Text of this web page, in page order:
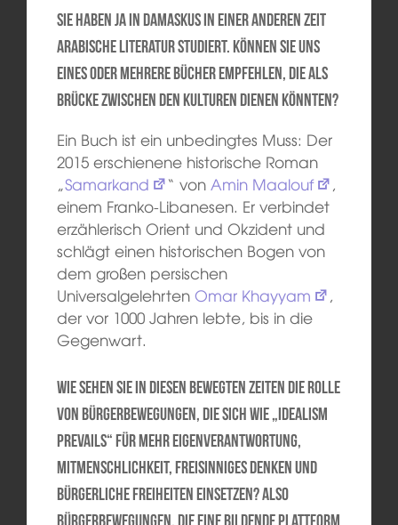
Sie haben ja in Damaskus in einer anderen Zeit
arabische Literatur studiert. Können Sie uns
eines oder mehrere Bücher empfehlen, die als
Brücke zwischen den Kulturen dienen könnten?
Ein Buch ist ein unbedingtes Muss: Der
2015 erschienene historische Roman
„Samarkand “ von Amin Maalouf
,
einem Franko-Libanesen. Er verbindet
erzählerisch Orient und Okzident und
schlägt einen historischen Bogen von
dem großen persischen
Universalgelehrten Omar Khayyam
,
der vor 1000 Jahren lebte, bis in die
Gegenwart.
Wie sehen Sie in diesen bewegten Zeiten die Rolle
von Bürgerbewegungen, die sich wie „Idealism
Prevails“ für mehr Eigenverantwortung,
Mitmenschlichkeit, freisinniges Denken und
bürgerliche Freiheiten einsetzen? Also
Bürgerbewegungen, die eine bildende Plattform